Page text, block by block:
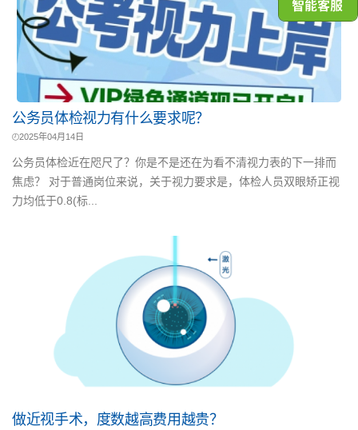
公务员体检视力有什么要求呢？
2025年04月14日
公务员体检近在咫尺了？你是不是还在为看不清视力表的下一排而
焦虑？ 对于普通岗位来说，关于视力要求是，体检人员双眼矫正视
力均低于0.8(标...
做近视手术，度数越高费用越贵？